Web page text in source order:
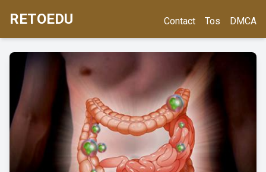
RETOEDU Contact Tos DMCA